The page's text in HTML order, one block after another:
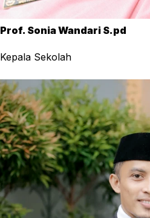
Prof. Sonia Wandari S.pd
Kepala Sekolah